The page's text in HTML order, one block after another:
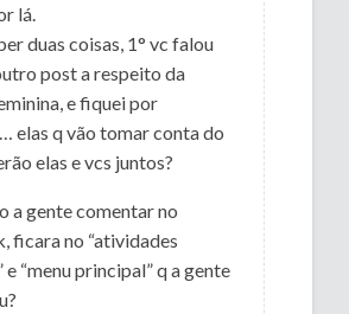
lá.
duas coisas, 1° vc falou
post a respeito da
e fiquei por
elas q vão tomar conta do
elas e vcs juntos?
a gente comentar no
ficara no “atividades
e “menu principal” q a gente